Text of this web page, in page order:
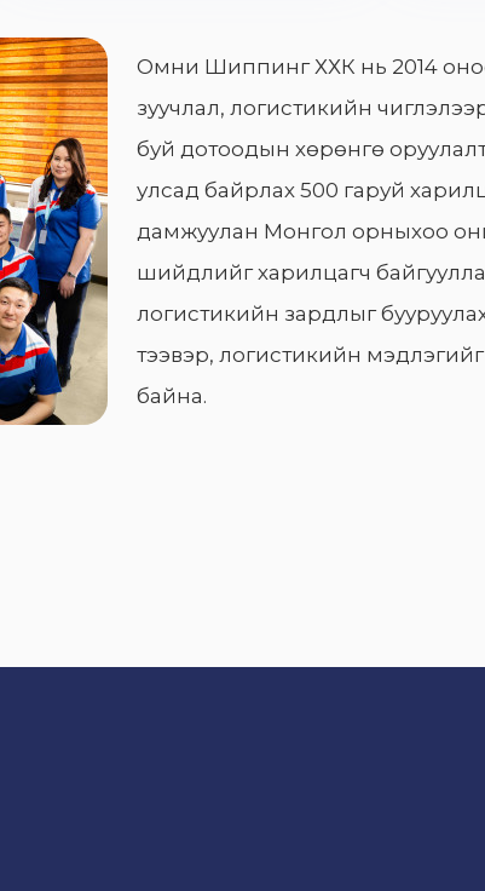
Омни Шиппинг ХХК нь 2014
зуучлал, логистикийн
буй дотоодын хөрөнгө
улсад байрлах 500 гаруй
дамжуулан Монгол орныхоо
шийдлийг харилцагч
логистикийн зардлыг
тээвэр, логистикийн
байна.